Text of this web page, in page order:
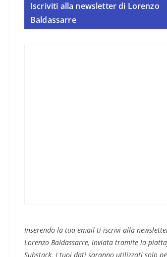
Iscriviti alla newsletter di Lorenzo
Baldassarre
Inserendo la tua email ti iscrivi alla
Lorenzo Baldassarre, inviata tramite la
Substack. I tuoi dati saranno utilizzati solo